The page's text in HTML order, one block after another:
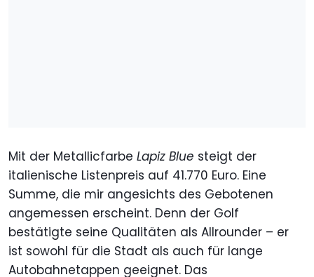
Mit der Metallicfarbe Lapiz Blue steigt der
italienische Listenpreis auf 41.770 Euro. Eine
Summe, die mir angesichts des Gebotenen
angemessen erscheint. Denn der Golf
bestätigte seine Qualitäten als Allrounder – er
ist sowohl für die Stadt als auch für lange
Autobahnetappen geeignet. Das